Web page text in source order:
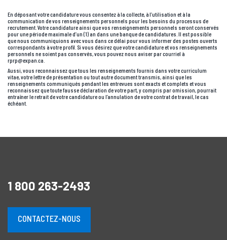
En déposant votre candidature vous consentez à la collecte, à l’utilisation et à la
communication de vos renseignements personnels pour les besoins du processus de
recrutement. Votre candidature ainsi que vos renseignements personnels seront conservés
pour une période maximale d’un (1) an dans une banque de candidatures. Il est possible
que nous communiquions avec vous dans ce délai pour vous informer des postes ouverts
correspondants à votre profil. Si vous désirez que votre candidature et vos renseignements
personnels ne soient pas conservés, vous pouvez nous aviser par courriel à
rprp@expan.ca.
Aussi, vous reconnaissez que tous les renseignements fournis dans votre curriculum
vitae, votre lettre de présentation ou tout autre document transmis, ainsi que les
renseignements communiqués pendant les entrevues sont exacts et complets et vous
reconnaissez que toute fausse déclaration de votre part, y compris par omission, pourrait
entraîner le retrait de votre candidature ou l’annulation de votre contrat de travail, le cas
échéant.
1 800 263-2493
CONTACTEZ-NOUS